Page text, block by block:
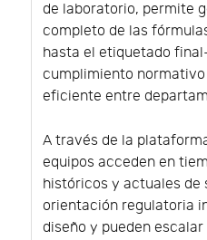
de laboratorio, permite
completo de las
hasta el etiquetado
cumplimiento
eficiente entre
A través de la
equipos acceden en
históricos y actuales de
orientación regulatoria
diseño y pueden